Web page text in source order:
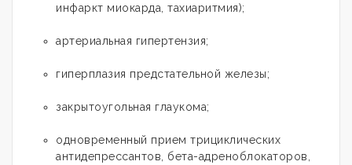
инфаркт миокарда, тахиаритмия);
артериальная гипертензия;
гиперплазия предстательной железы;
закрытоугольная глаукома;
одновременный прием трициклических
антидепрессантов, бета-адреноблокаторов,